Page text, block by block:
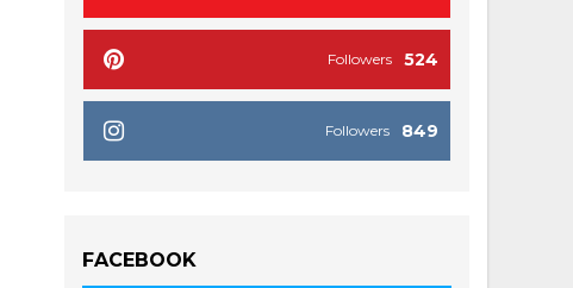
524
Followers
849
Followers
FACEBOOK